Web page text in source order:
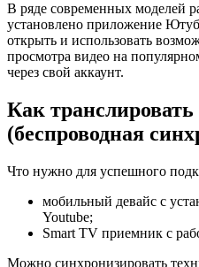
В ряде современных моделей
установлено приложение
открыть и использовать
просмотра видео на
через свой аккаунт.
Как
(беспроводная
Что нужно для успешного
мобильный девайс с
Youtube;
Smart TV приемник с
Можно синхронизировать